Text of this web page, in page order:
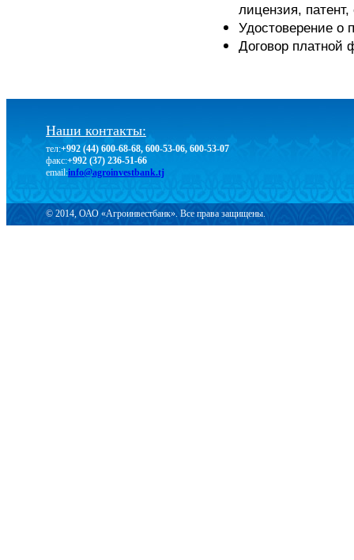
лицензия,
Удостоверение
Договор платной
Наши контакты:
тел:+992 (44) 600-68-68, 600-53-06, 600-53-07
факс:+992 (37) 236-51-66
email:info@agroinvestbank.tj
© 2014, ОАО «Агроинвестбанк». Все права защищены.